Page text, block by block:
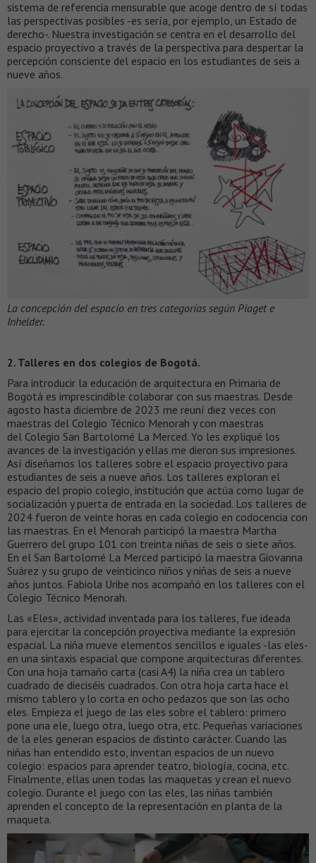
sistema de referencia mensurable que acoge dentro de sí todas
las perspectivas posibles -es sería, por ejemplo, un Estado de
derecho-. Nuestra investigación se centra en el desarrollo del
espacio proyectivo a través de la perspectiva para despertar la
percepción consciente del espacio en los estudiantes de seis a
nueve años.
La concepción del espacio en tres categorías según Piaget e
Inhelder.
2. Talleres en dos colegios de Bogotá.
Para introducir la educación de arquitectura en Primaria de
Bogotá es imprescindible colaborar con sus maestras. Desde
agosto hasta diciembre de 2023 me reuní diez veces con
maestras del Colegio Técnico Menorah y con maestras
del Colegio San Bartolomé La Merced. Yo les expliqué los
avances de la investigación y ellas me dieron sus impresiones.
Así diseñamos los talleres sobre el espacio proyectivo para
estudiantes de seis a nueve años. Los talleres exploran el
espacio del propio colegio, institución que actúa como lugar de
socialización y puerta de entrada en la sociedad. Los talleres de
2024 fueron de veinte horas en cada colegio en codocencia con
las maestras. En el Menorah participó la maestra Martha
Guerrero del grupo 101 con treinta niñas de seis o siete años.
En el San Bartolomé La Merced participó la maestra Giovanna
Suárez y su grupo de veinticinco niños y niñas de seis a nueve
años juntos. Fabiola Uribe nos acompañó en los talleres con el
Colegio Técnico Menorah.
Las «Eles», actividad inventada para los talleres, fue ideada
para ejercitar la concepción proyectiva mediante la expresión
espacial. La niña mueve elementos sencillos e iguales -las eles-
en una sintaxis espacial que compone arquitecturas diferentes.
Con una hoja tamaño carta (casi A4) la niña crea un tablero
cuadrado de dieciséis cuadrados. Con otra hoja carta hace el
mismo tablero y lo corta en ocho pedazos que son las ocho
eles. Empieza el juego de las eles sobre el tablero: primero
pone una ele, luego otra, luego otra, etc. Pequeñas variaciones
de la eles generan espacios de distinto carácter. Cuando las
niñas han entendido esto, inventan espacios de un nuevo
colegio: espacios para aprender teatro, biología, cocina, etc.
Finalmente, ellas unen todas las maquetas y crean el nuevo
colegio. Durante el juego con las eles, las niñas también
aprenden el concepto de la representación en planta de la
maqueta.